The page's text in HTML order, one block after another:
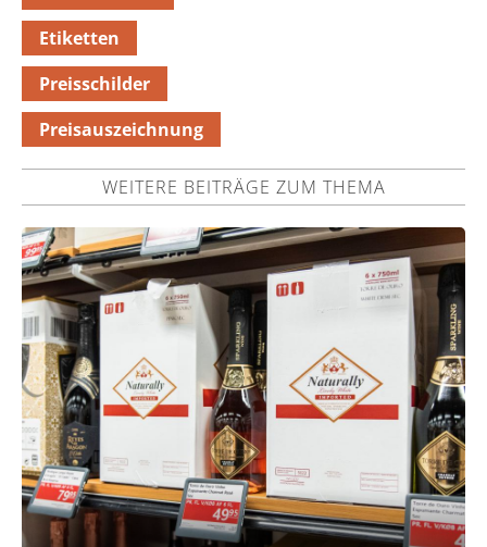
Etiketten
Preisschilder
Preisauszeichnung
WEITERE BEITRÄGE ZUM THEMA